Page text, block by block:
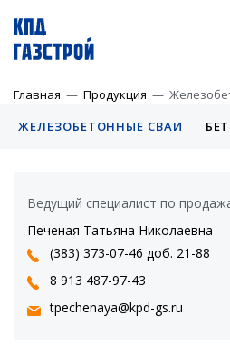
Главная — Продукция —
ЖЕЛЕЗОБЕТОННЫЕ СВАИ
Ведущий специалист по
Печеная Татьяна Николаевна
(383) 373-07-46 доб. 21-88
8 913 487-97-43
tpechenaya@kpd-gs.ru
ПРОДУКЦИЯ
О КОМПАНИИ